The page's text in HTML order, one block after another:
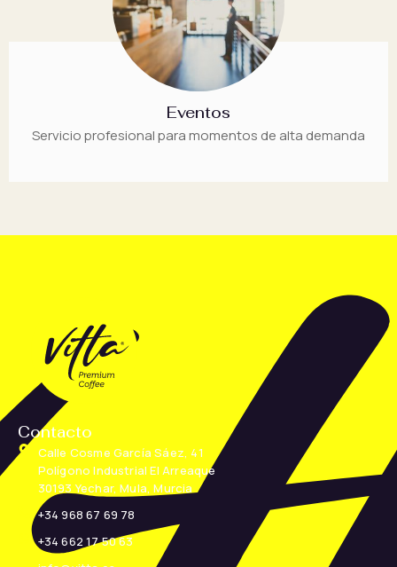
Eventos
Servicio profesional para momentos de alta demanda
Contacto
Calle Cosme García Sáez, 41
Polígono Industrial El Arreaque
30193 Yechar, Mula, Murcia
+34 968 67 69 78
+34 662 17 50 63